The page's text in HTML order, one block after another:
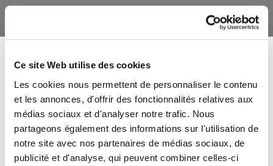
Ce site Web utilise des cookies
Les cookies nous permettent de personnaliser le contenu
et les annonces, d'offrir des fonctionnalités relatives aux
médias sociaux et d'analyser notre trafic. Nous
partageons également des informations sur l'utilisation de
notre site avec nos partenaires de médias sociaux, de
publicité et d'analyse, qui peuvent combiner celles-ci